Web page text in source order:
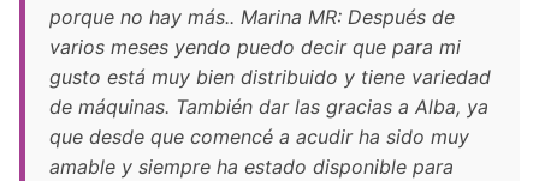
porque no hay más.. Marina MR: Después de
varios meses yendo puedo decir que para mi
gusto está muy bien distribuido y tiene variedad
de máquinas. También dar las gracias a Alba, ya
que desde que comencé a acudir ha sido muy
amable y siempre ha estado disponible para